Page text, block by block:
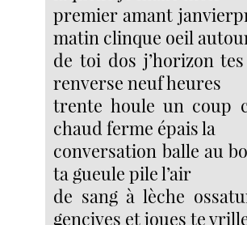
premier amant
matin clinque oeil
de toi dos j’horizon
renverse neuf heures
trente houle un coup
chaud ferme épais la
conversation balle au
ta gueule pile l’air
de sang à lèche
gencives et joues te